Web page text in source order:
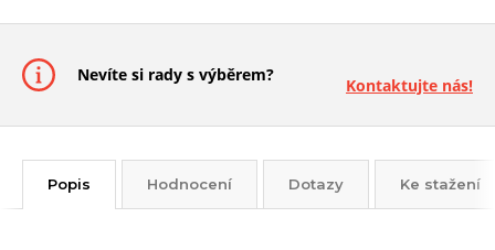
Nevíte si rady s výběrem?
Kontaktujte nás!
Popis Hodnocení Dotazy Ke stažení